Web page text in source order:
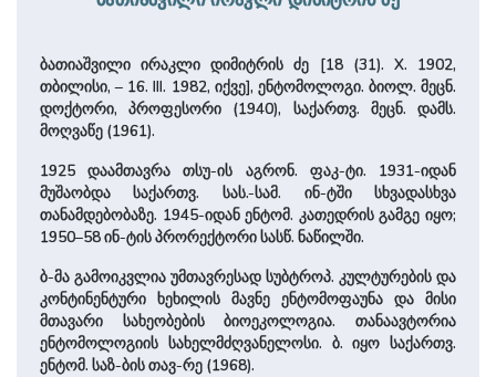
ბათიაშვილი ირაკლი დიმიტრის ძე [18 (31). X. 1902,
თბილისი, – 16. III. 1982, იქვე], ენტომოლოგი. ბიოლ. მეცნ.
დოქტორი, პროფესორი (1940), საქართვ. მეცნ. დამს.
მოღვაწე (1961).
1925 დაამთავრა თსუ-ის აგრონ. ფაკ-ტი. 1931-იდან
მუშაობდა საქართვ. სას.-სამ. ინ-ტში სხვადასხვა
თანამდებობაზე. 1945-იდან ენტომ. კათედრის გამგე იყო;
1950–58 ინ-ტის პრორექტორი სასწ. ნაწილში.
ბ-მა გამოიკვლია უმთავრესად სუბტროპ. კულტურების და
კონტინენტური ხეხილის მავნე ენტომოფაუნა და მისი
მთავარი სახეობების ბიოეკოლოგია. თანაავტორია
ენტომოლოგიის სახელმძღვანელოსი. ბ. იყო საქართვ.
ენტომ. საზ-ბის თავ-რე (1968).